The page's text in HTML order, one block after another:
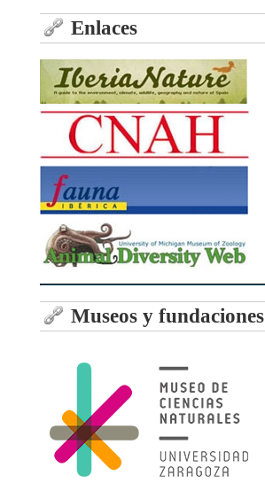
Enlaces
Museos y fundaciones